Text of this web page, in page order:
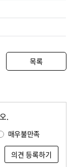
목록
.
매우불만족